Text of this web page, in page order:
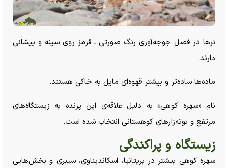
نر‌ها در فصل جوجه‌آوری رنگ صورتی ـ قرمز روی سینه و پیشانی
دارند.
ماده‌ها ساده‌تر و بیشتر قهوه‌ای مایل به خاکی هستند.
نام «سهره کوهی» به دلیل علاقه‌ی این پرنده به زیستگاه‌های
مرتفع و بوته‌زار‌های کوهستانی انتخاب شده است.
زیستگاه و پراکندگی
سهره کوهی بیشتر در بریتانیا، اسکاندیناوی، سیبری و بخش‌هایی